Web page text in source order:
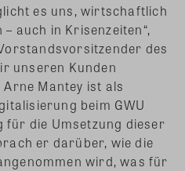
es uns, wirtschaftlich
auch in Krisenzeiten“,
des
unseren Kunden
Mantey ist als
beim GWU
für die Umsetzung dieser
er darüber, wie die
wird, was für